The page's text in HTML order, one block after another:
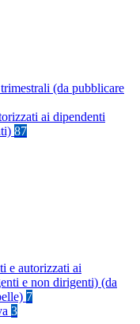
(da pubblicare
ai dipendenti
87
e autorizzati ai
e non dirigenti) (da
7
3